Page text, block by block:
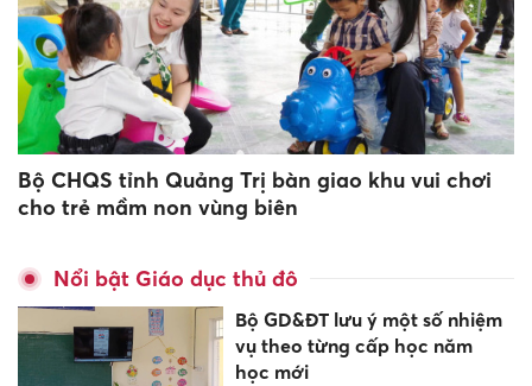
Bộ CHQS tỉnh Quảng Trị bàn giao khu vui chơi
cho trẻ mầm non vùng biên
Nổi bật Giáo dục thủ đô
Bộ GD&ĐT lưu ý một số nhiệm
vụ theo từng cấp học năm
học mới